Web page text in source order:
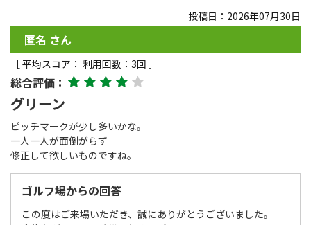
匿名 さん
［ 平均スコア： 利用回数：3回 ］
投稿日：2026年07月30日
総合評価：
グリーン
ピッチマークが少し多いかな。
一人一人が面倒がらず
修正して欲しいものですね。
ゴルフ場からの回答
この度はご来場いただき、誠にありがとうございました。